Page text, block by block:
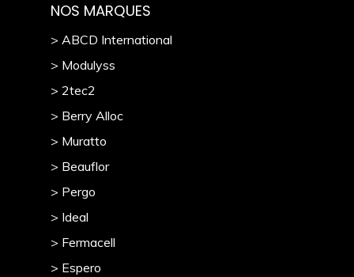
NOS MARQUES
> ABCD International
> Modulyss
> 2tec2
> Berry Alloc
> Muratto
> Beauflor
> Pergo
> Ideal
> Fermacell
> Espero